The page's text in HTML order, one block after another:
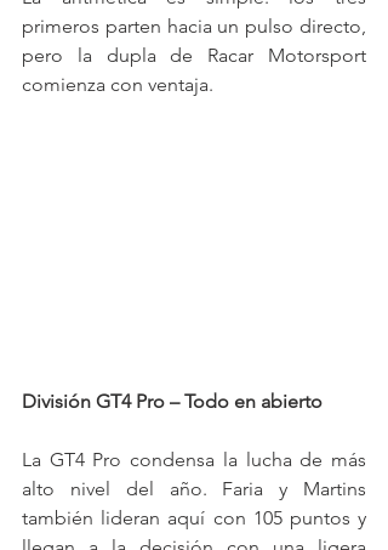
primeros parten hacia un pulso directo,
pero la dupla de Racar Motorsport
comienza con ventaja.
División GT4 Pro – Todo en abierto
La GT4 Pro condensa la lucha de más
alto nivel del año. Faria y Martins
también lideran aquí con 105 puntos y